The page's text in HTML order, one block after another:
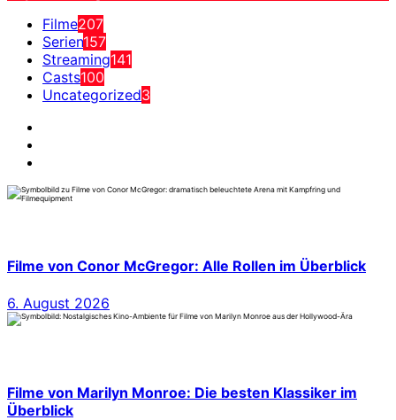
Filme207
Serien157
Streaming141
Casts100
Uncategorized3
Filme von Conor McGregor: Alle Rollen im Überblick
6. August 2026
Filme von Marilyn Monroe: Die besten Klassiker im
Überblick